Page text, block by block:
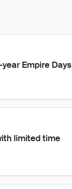
Empire Days
limited time